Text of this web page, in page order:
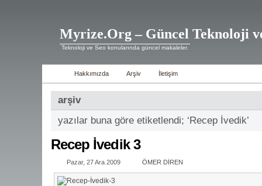
Myrize.Org – Güncel Teknoloji
Teknoloji ve Seo konularında güncel makaleler.
Hakkımızda Arşiv İletişim
arşiv
yazılar buna göre etiketlendi; ‘Recep İvedik’
Recep İvedik 3
Pazar, 27 Ara 2009 ÖMER DİREN